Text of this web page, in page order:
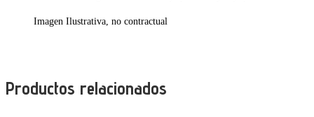
Imagen Ilustrativa, no contractual
Productos relacionados